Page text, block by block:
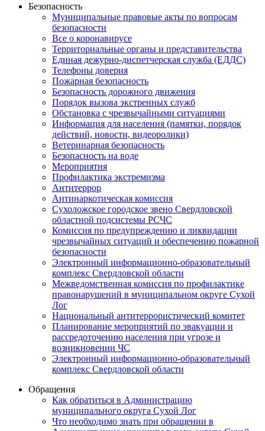
Безопасность
Муниципальные правовые акты по вопросам
безопасности
Все о коронавирусе
Территориальные органы и представительства
Единая дежурно-диспетчерская служба (ЕДДС)
Телефоны доверия
Пожарная безопасность
Безопасность дорожного движения
Порядок вызова экстренных служб
Обстановка с чрезвычайными ситуациями
Информация для населения (памятки, порядок
действий, новости, видеоролики)
Ветеринарная безопасность
Безопасность на воде
Мероприятия
Профилактика экстремизма
Антитеррор
Антинаркотическая комиссия
Сухоложское городское звено Свердловской
областной подсистемы РСЧС
Комиссия по предупреждению и ликвидации
чрезвычайных ситуаций и обеспечению пожарной
безопасности
Электронный информационно-образовательный
комплекс Cвердловской области
Межведомственная комиссия по профилактике
правонарушений в муниципальном округе Сухой
Лог
Национальный антитеррористический комитет
Планирование мероприятий по эвакуации и
рассредоточению населения при угрозе и
возникновении ЧС
Электронный информационно-образовательный
комплекс Свердловской области
Обращения
Как обратиться в Администрацию
муниципального округа Сухой Лог
Что необходимо знать при обращении в